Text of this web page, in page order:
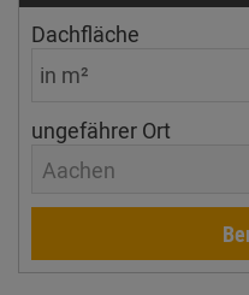
Dachfläche
ungefährer Ort
Aachen